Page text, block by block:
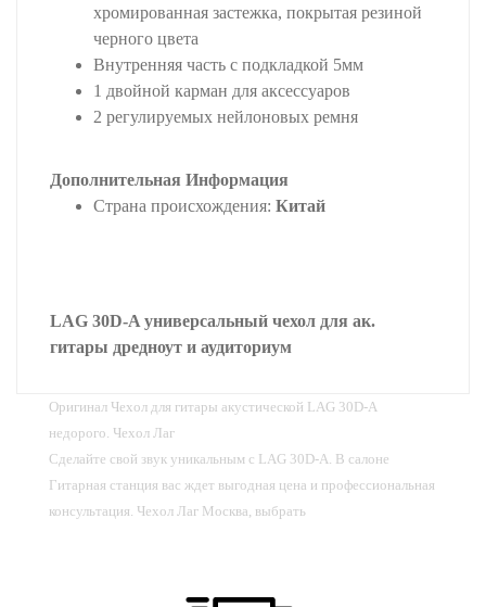
хромированная застежка, покрытая резиной
черного цвета
Внутренняя часть с подкладкой 5мм
1 двойной карман для аксессуаров
2 регулируемых нейлоновых ремня
Дополнительная Информация
Страна происхождения: Китай
LAG 30D-A универсальный чехол для ак.
гитары дредноут и аудиториум
Оригинал Чехол для гитары акустической LAG 30D-A
недорого. Чехол Лаг
Сделайте свой звук уникальным с LAG 30D-A. В салоне
Гитарная станция вас ждет выгодная цена и профессиональная
консультация. Чехол Лаг Москва, выбрать